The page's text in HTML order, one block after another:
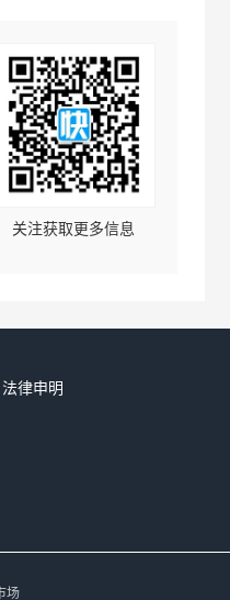
关注获取更多信息
法律申明
场